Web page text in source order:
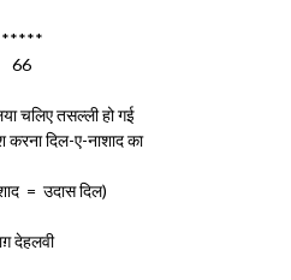
*****
66
चलिए तसल्ली हो गई
करना दिल-ए-नाशाद का
= उदास दिल)
देहलवी